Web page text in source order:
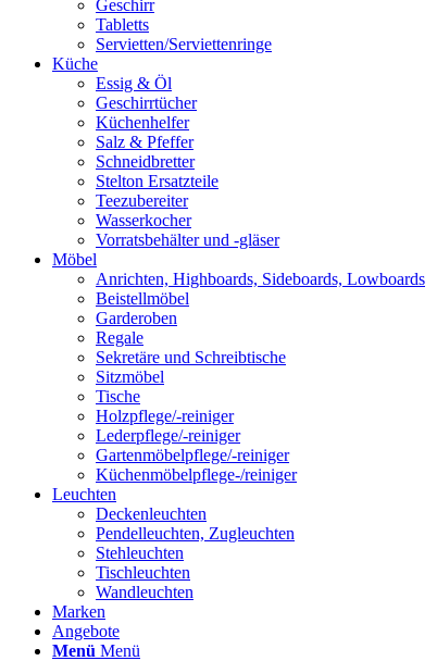
Geschirr
Tabletts
Servietten/Serviettenringe
Küche
Essig & Öl
Geschirrtücher
Küchenhelfer
Salz & Pfeffer
Schneidbretter
Stelton Ersatzteile
Teezubereiter
Wasserkocher
Vorratsbehälter und -gläser
Möbel
Anrichten, Highboards, Sideboards, Lowboards
Beistellmöbel
Garderoben
Regale
Sekretäre und Schreibtische
Sitzmöbel
Tische
Holzpflege/-reiniger
Lederpflege/-reiniger
Gartenmöbelpflege/-reiniger
Küchenmöbelpflege-/reiniger
Leuchten
Deckenleuchten
Pendelleuchten, Zugleuchten
Stehleuchten
Tischleuchten
Wandleuchten
Marken
Angebote
Menü Menü